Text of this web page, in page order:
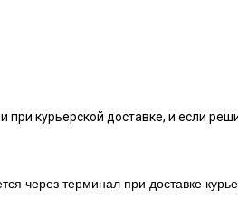
курьерской доставке, и если
через терминал при доставке